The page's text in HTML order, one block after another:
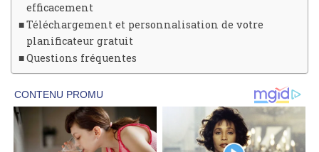
efficacement
Téléchargement et personnalisation de votre
planificateur gratuit
Questions fréquentes